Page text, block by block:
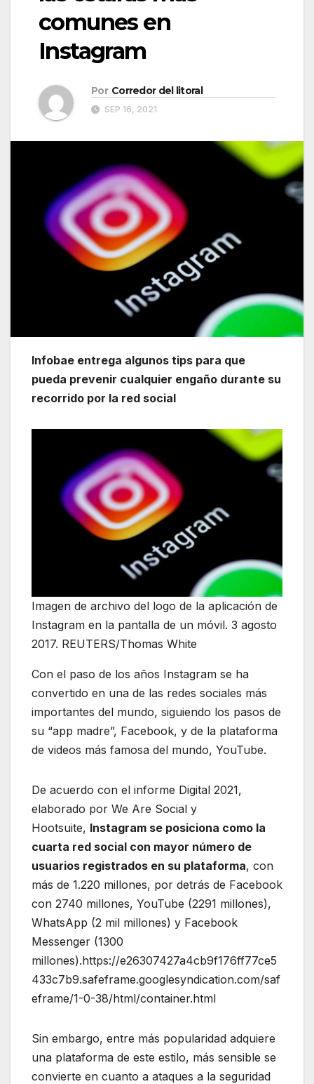
comunes en
Instagram
Por Corredor del litoral
SEP 16, 2021
Infobae entrega algunos tips para que
pueda prevenir cualquier engaño durante su
recorrido por la red social
Imagen de archivo del logo de la aplicación de
Instagram en la pantalla de un móvil. 3 agosto
2017. REUTERS/Thomas White
Con el paso de los años Instagram se ha
convertido en una de las redes sociales más
importantes del mundo, siguiendo los pasos de
su “app madre”, Facebook, y de la plataforma
de videos más famosa del mundo, YouTube.
De acuerdo con el informe Digital 2021,
elaborado por We Are Social y
Hootsuite, Instagram se posiciona como la
cuarta red social con mayor número de
usuarios registrados en su plataforma, con
más de 1.220 millones, por detrás de Facebook
con 2740 millones, YouTube (2291 millones),
WhatsApp (2 mil millones) y Facebook
Messenger (1300
millones).https://e26307427a4cb9f176ff77ce5
433c7b9.safeframe.googlesyndication.com/saf
eframe/1-0-38/html/container.html
Sin embargo, entre más popularidad adquiere
una plataforma de este estilo, más sensible se
convierte en cuanto a ataques a la seguridad